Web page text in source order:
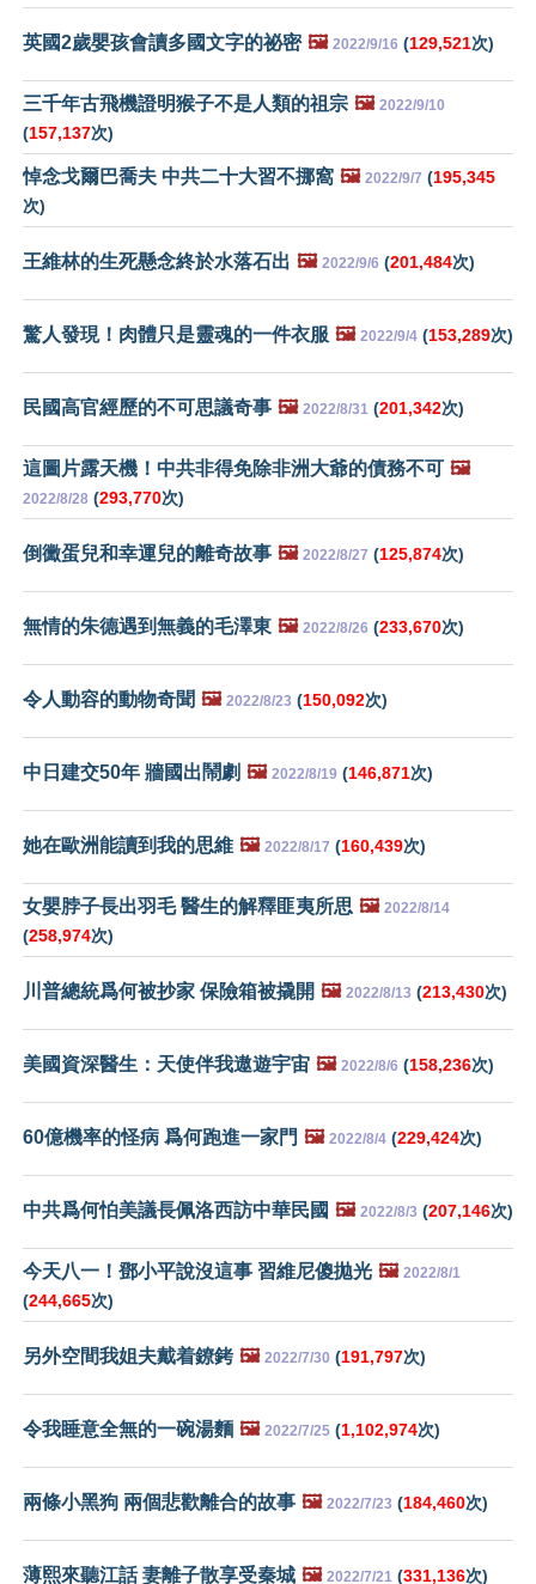
英國2歲嬰孩會讀多國文字的祕密 🖼️ 2022/9/16 (129,521次)
三千年古飛機證明猴子不是人類的祖宗 🖼️ 2022/9/10
(157,137次)
悼念戈爾巴喬夫 中共二十大習不挪窩 🖼️ 2022/9/7 (195,345
次)
王維林的生死懸念終於水落石出 🖼️ 2022/9/6 (201,484次)
驚人發現！肉體只是靈魂的一件衣服 🖼️ 2022/9/4 (153,289次)
民國高官經歷的不可思議奇事 🖼️ 2022/8/31 (201,342次)
這圖片露天機！中共非得免除非洲大爺的債務不可 🖼️
2022/8/28 (293,770次)
倒黴蛋兒和幸運兒的離奇故事 🖼️ 2022/8/27 (125,874次)
無情的朱德遇到無義的毛澤東 🖼️ 2022/8/26 (233,670次)
令人動容的動物奇聞 🖼️ 2022/8/23 (150,092次)
中日建交50年 牆國出鬧劇 🖼️ 2022/8/19 (146,871次)
她在歐洲能讀到我的思維 🖼️ 2022/8/17 (160,439次)
女嬰脖子長出羽毛 醫生的解釋匪夷所思 🖼️ 2022/8/14
(258,974次)
川普總統爲何被抄家 保險箱被撬開 🖼️ 2022/8/13 (213,430次)
美國資深醫生：天使伴我遨遊宇宙 🖼️ 2022/8/6 (158,236次)
60億機率的怪病 爲何跑進一家門 🖼️ 2022/8/4 (229,424次)
中共爲何怕美議長佩洛西訪中華民國 🖼️ 2022/8/3 (207,146次)
今天八一！鄧小平說沒這事 習維尼傻拋光 🖼️ 2022/8/1
(244,665次)
另外空間我姐夫戴着鐐銬 🖼️ 2022/7/30 (191,797次)
令我睡意全無的一碗湯麵 🖼️ 2022/7/25 (1,102,974次)
兩條小黑狗 兩個悲歡離合的故事 🖼️ 2022/7/23 (184,460次)
薄熙來聽江話 妻離子散享受秦城 🖼️ 2022/7/21 (331,136次)